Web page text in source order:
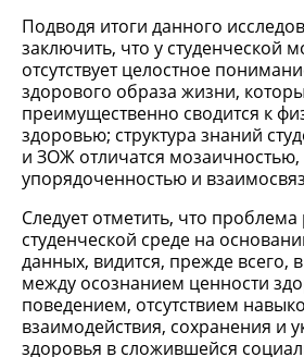
Подводя итоги данного
заключить, что у студенческой
отсутствует целостное
здорового образа жизни,
преимущественно сводится к
здоровью; структура знаний
и ЗОЖ отличатся мозаичностью,
упорядоченностью и
Следует отметить, что
студенческой среде на
данных, видится, прежде всего,
между осознанием ценности
поведением, отсутствием
взаимодействия, сохранения и
здоровья в сложившейся